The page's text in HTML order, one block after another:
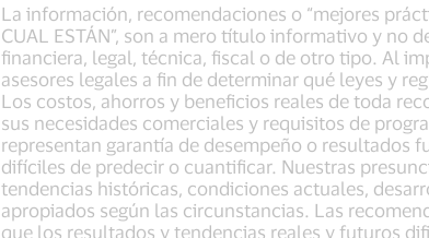
La información, recomendaciones o “mejores
CUAL ESTÁN”, son a mero título informativo y no
financiera, legal, técnica, fiscal o de otro tipo. Al
asesores legales a fin de determinar qué leyes y
Los costos, ahorros y beneficios reales de toda
sus necesidades comerciales y requisitos de
representan garantía de desempeño o resultados
difíciles de predecir o cuantificar. Nuestras
tendencias históricas, condiciones actuales,
apropiados según las circunstancias. Las
que los resultados y tendencias reales y futuros